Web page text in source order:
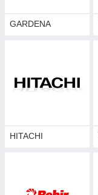
GARDENA
HITACHI